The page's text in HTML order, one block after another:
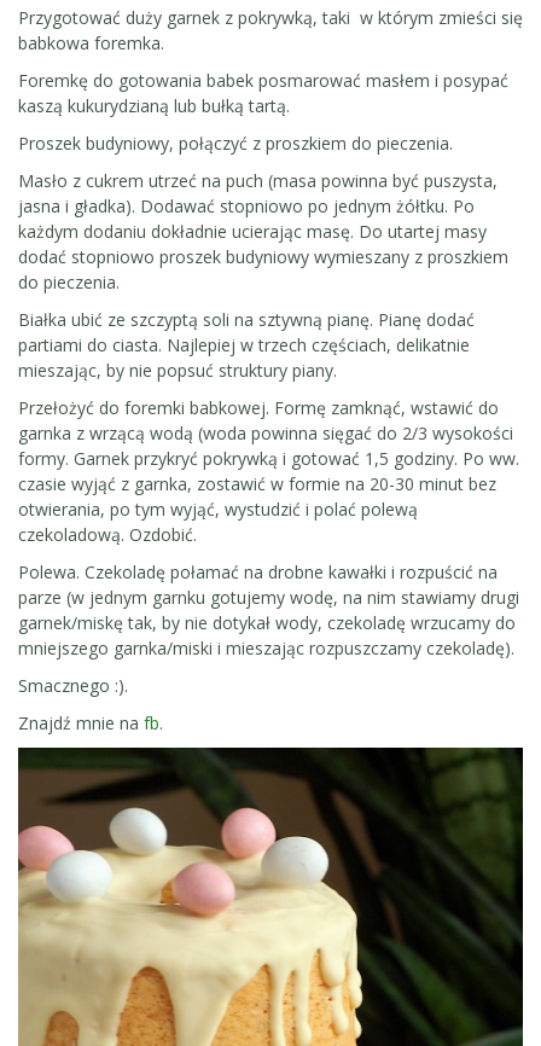
Przygotować duży garnek z pokrywką, taki w którym zmieści się
babkowa foremka.
Foremkę do gotowania babek posmarować masłem i posypać
kaszą kukurydzianą lub bułką tartą.
Proszek budyniowy, połączyć z proszkiem do pieczenia.
Masło z cukrem utrzeć na puch (masa powinna być puszysta,
jasna i gładka). Dodawać stopniowo po jednym żółtku. Po
każdym dodaniu dokładnie ucierając masę. Do utartej masy
dodać stopniowo proszek budyniowy wymieszany z proszkiem
do pieczenia.
Białka ubić ze szczyptą soli na sztywną pianę. Pianę dodać
partiami do ciasta. Najlepiej w trzech częściach, delikatnie
mieszając, by nie popsuć struktury piany.
Przełożyć do foremki babkowej. Formę zamknąć, wstawić do
garnka z wrzącą wodą (woda powinna sięgać do 2/3 wysokości
formy. Garnek przykryć pokrywką i gotować 1,5 godziny. Po ww.
czasie wyjąć z garnka, zostawić w formie na 20-30 minut bez
otwierania, po tym wyjąć, wystudzić i polać polewą
czekoladową. Ozdobić.
Polewa. Czekoladę połamać na drobne kawałki i rozpuścić na
parze (w jednym garnku gotujemy wodę, na nim stawiamy drugi
garnek/miskę tak, by nie dotykał wody, czekoladę wrzucamy do
mniejszego garnka/miski i mieszając rozpuszczamy czekoladę).
Smacznego :).
Znajdź mnie na fb.